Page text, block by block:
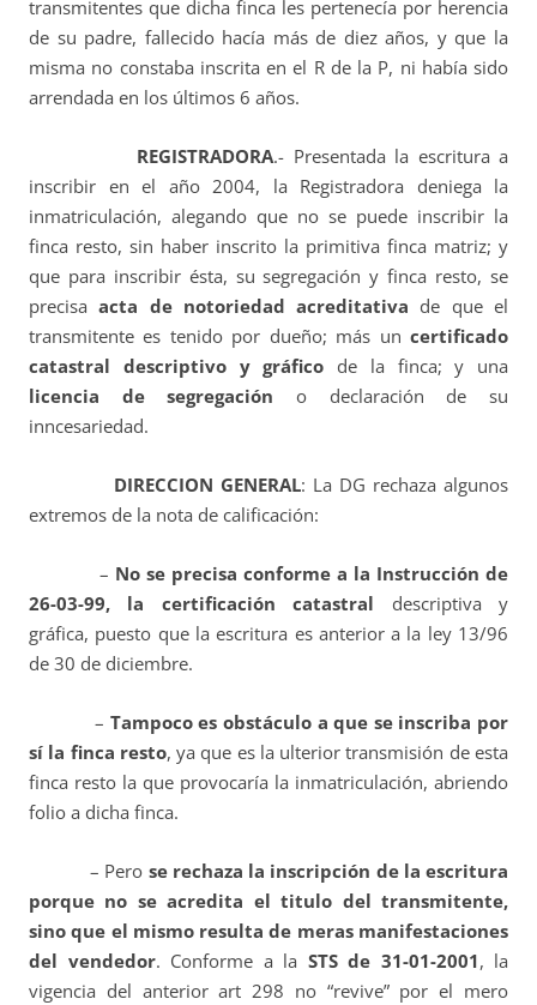
transmitentes que dicha finca les pertenecía por herencia
de su padre, fallecido hacía más de diez años, y que la
misma no constaba inscrita en el R de la P, ni había sido
arrendada en los últimos 6 años.
REGISTRADORA.- Presentada la escritura a
inscribir en el año 2004, la Registradora deniega la
inmatriculación, alegando que no se puede inscribir la
finca resto, sin haber inscrito la primitiva finca matriz; y
que para inscribir ésta, su segregación y finca resto, se
precisaacta de notoriedad acreditativa de que el
transmitente es tenido por dueño; más un certificado
catastral descriptivo y gráfico de la finca; y una
licencia de segregación o declaración de su
inncesariedad.
DIRECCION GENERAL: La DG rechaza algunos
extremos de la nota de calificación:
– No se precisa conforme a la Instrucción de
26-03-99, la certificación catastral descriptiva y
gráfica, puesto que la escritura es anterior a la ley 13/96
de 30 de diciembre.
– Tampoco es obstáculo a que se inscriba por
sí la finca resto, ya que es la ulterior transmisión de esta
finca resto la que provocaría la inmatriculación, abriendo
folio a dicha finca.
– Pero se rechaza la inscripción de la escritura
porque no se acredita el titulo del transmitente,
sino que el mismo resulta de meras manifestaciones
del vendedor. Conforme a la STS de 31-01-2001, la
vigencia del anterior art 298 no “revive” por el mero